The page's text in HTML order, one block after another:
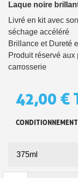
Laque noire
Livré en kit avec
séchage accéléré
Brillance et Dureté
Produit réservé
carrosserie
42,00 €
CONDITIONNEMENT